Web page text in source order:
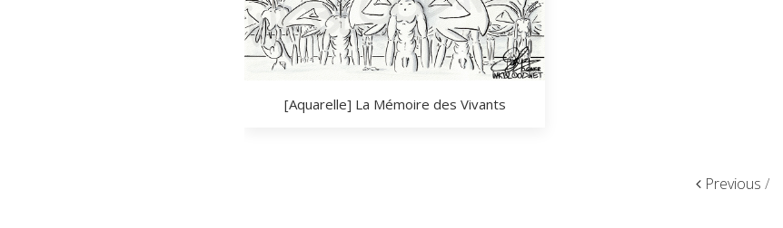
[Aquarelle] La Mémoire des Vivants
Previous /